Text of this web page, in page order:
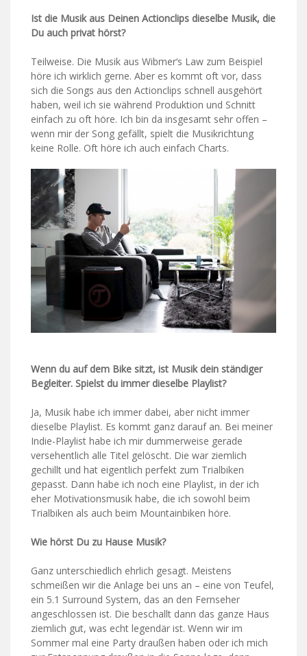
Ist die Musik aus Deinen Actionclips dieselbe Musik, die
Du auch privat hörst?
Teilweise. Die Musik aus Wibmer‘s Law zum Beispiel
höre ich wirklich gerne. Aber es kommt oft vor, dass
sich die Songs aus den Actionclips schnell ausgehört
haben, weil ich sie während Produktion und Schnitt
einfach zu oft höre. Ich bin da insgesamt sehr offen –
wenn mir der Song gefällt, spielt die Musikrichtung
keine Rolle. Oft höre ich auch einfach Charts.
Wenn du auf dem Bike sitzt, ist Musik dein ständiger
Begleiter. Spielst du immer dieselbe Playlist?
Ja, Musik habe ich immer dabei, aber nicht immer
dieselbe Playlist. Es kommt ganz darauf an. Bei meiner
Indie-Playlist habe ich mir dummerweise gerade
versehentlich alle Titel gelöscht. Die war ziemlich
gechillt und hat eigentlich perfekt zum Trialbiken
gepasst. Dann habe ich noch eine Playlist, in der ich
eher Motivationsmusik habe, die ich sowohl beim
Trialbiken als auch beim Mountainbiken höre.
Wie hörst Du zu Hause Musik?
Ganz unterschiedlich ehrlich gesagt. Meistens
schmeißen wir die Anlage bei uns an – eine von Teufel,
ein 5.1 Surround System, das an den Fernseher
angeschlossen ist. Die beschallt dann das ganze Haus
ziemlich gut, was echt legendär ist. Wenn wir im
Sommer mal eine Party draußen haben oder ich mich